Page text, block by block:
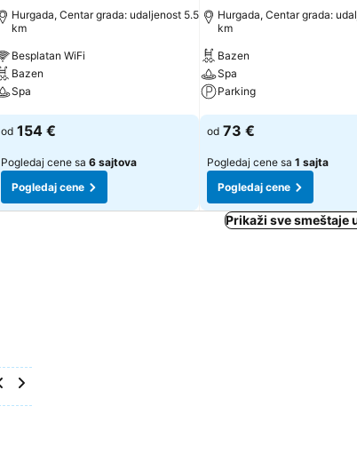
Hurgada, Centar grada: udaljenost 5.5
km
Besplatan WiFi
Bazen
Spa
Pogledaj cene
od 154 €
Pogledaj cene sa 6 sajtova
Pogledaj cene
Hurgada, Centar grada:
km
Bazen
Spa
Parking
Pogledaj cene
od 73 €
Pogledaj cene sa 1 sajta
Pogledaj cene
Prikaži sve smeštaje